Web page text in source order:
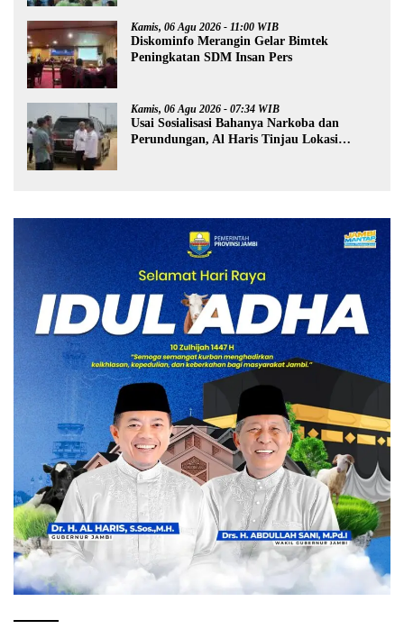
Kamis, 06 Agu 2026 - 11:00 WIB
Diskominfo Merangin Gelar Bimtek
Peningkatan SDM Insan Pers
Kamis, 06 Agu 2026 - 07:34 WIB
Usai Sosialisasi Bahanya Narkoba dan
Perundungan, Al Haris Tinjau Lokasi